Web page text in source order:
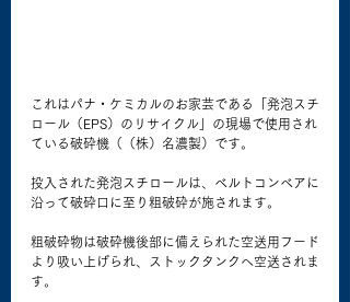
これはパナ・ケミカルのお家芸である「発泡スチ
ロール（EPS）のリサイクル」の現場で使用され
ている破砕機（（株）名濃製）です。
投入された発泡スチロールは、ベルトコンベアに
沿って破砕口に至り粗破砕が施されます。
粗破砕物は破砕機後部に備えられた空送用フード
より吸い上げられ、ストックタンクへ空送されま
す。